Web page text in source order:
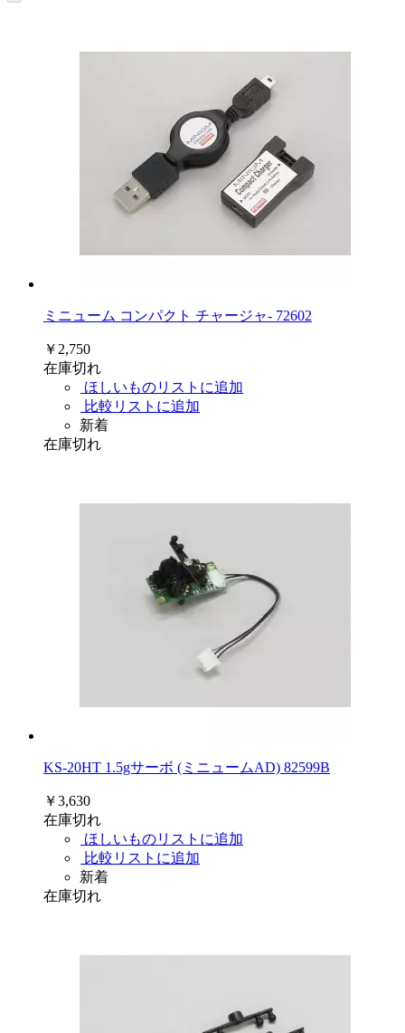
ミニューム コンパクト チャージャ- 72602
￥2,750
在庫切れ
ほしいものリストに追加
比較リストに追加
新着
在庫切れ
KS-20HT 1.5gサーボ (ミニュームAD) 82599B
￥3,630
在庫切れ
ほしいものリストに追加
比較リストに追加
新着
在庫切れ